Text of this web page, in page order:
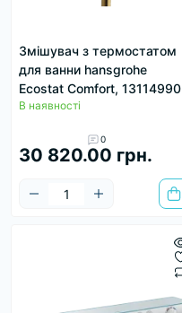
Змішувач з термостатом
для ванни hansgrohe
Ecostat Comfort, 13114990
В наявності
0
30 820.00 грн.